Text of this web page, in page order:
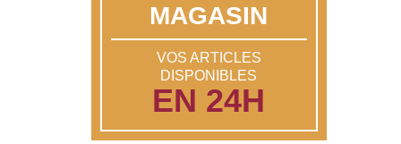
MAGASIN
VOS ARTICLES
DISPONIBLES
EN 24H